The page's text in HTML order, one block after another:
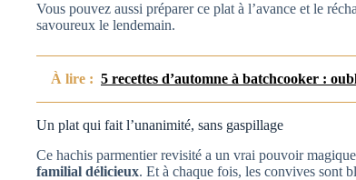
Vous pouvez aussi préparer ce plat à l’avance et le
savoureux le lendemain.
À lire : 5 recettes d’automne à batchcooker :
Un plat qui fait l’unanimité, sans gaspillage
Ce hachis parmentier revisité a un vrai pouvoir
familial délicieux. Et à chaque fois, les convives sont